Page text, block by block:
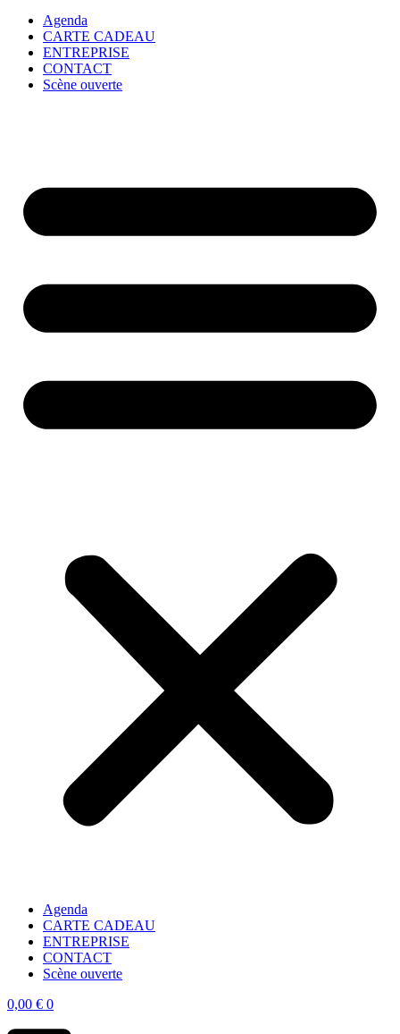
Agenda
CARTE CADEAU
ENTREPRISE
CONTACT
Scène ouverte
Agenda
CARTE CADEAU
ENTREPRISE
CONTACT
Scène ouverte
0,00 € 0